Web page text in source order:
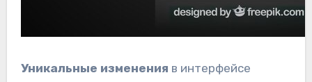
Уникальные изменения в интерфейсе